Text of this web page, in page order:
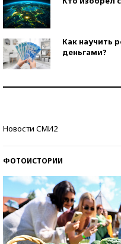
Как научить
деньгами?
Новости СМИ2
ФОТОИСТОРИИ